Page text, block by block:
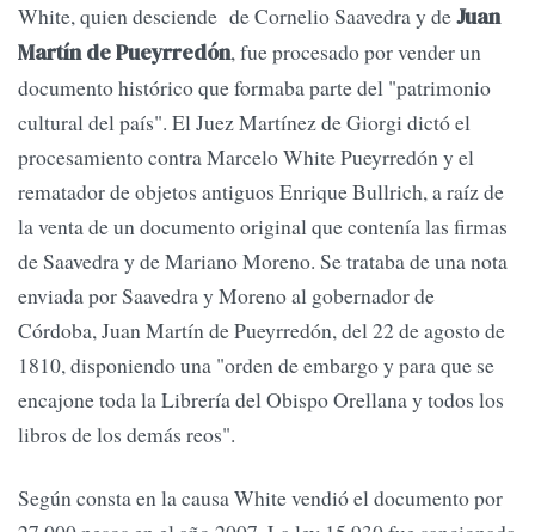
White, quien desciende de Cornelio Saavedra y deJuan
Martín de Pueyrredón, fue procesado por vender un
documento histórico que formaba parte del "patrimonio
cultural del país". El Juez Martínez de Giorgi dictó el
procesamiento contra Marcelo White Pueyrredón y el
rematador de objetos antiguos Enrique Bullrich, a raíz de
la venta de un documento original que contenía las firmas
de Saavedra y de Mariano Moreno. Se trataba de una nota
enviada por Saavedra y Moreno al gobernador de
Córdoba, Juan Martín de Pueyrredón, del 22 de agosto de
1810, disponiendo una "orden de embargo y para que se
encajone toda la Librería del Obispo Orellana y todos los
libros de los demás reos".
Según consta en la causa White vendió el documento por